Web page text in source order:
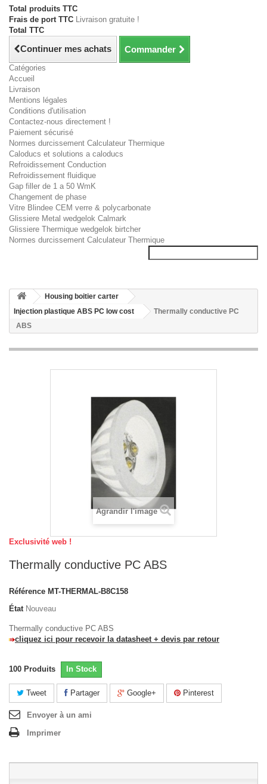
Total produits TTC
Frais de port TTC Livraison gratuite !
Total TTC
Continuer mes achats Commander
Catégories
Accueil
Livraison
Mentions légales
Conditions d'utilisation
Contactez-nous directement !
Paiement sécurisé
Normes durcissement Calculateur Thermique
Caloducs et solutions a caloducs
Refroidissement Conduction
Refroidissement fluidique
Gap filler de 1 a 50 WmK
Changement de phase
Vitre Blindee CEM verre & polycarbonate
Glissiere Metal wedgelok Calmark
Glissiere Thermique wedgelok birtcher
Normes durcissement Calculateur Thermique
Housing boitier carter
Injection plastique ABS PC low cost
Thermally conductive PC
ABS
Agrandir l'image
Exclusivité web !
Thermally conductive PC ABS
Référence MT-THERMAL-B8C158
État Nouveau
Thermally conductive PC ABS
cliquez ici pour recevoir la datasheet + devis par retour
100 Produits In Stock
Tweet Partager Google+ Pinterest
Envoyer à un ami
Imprimer